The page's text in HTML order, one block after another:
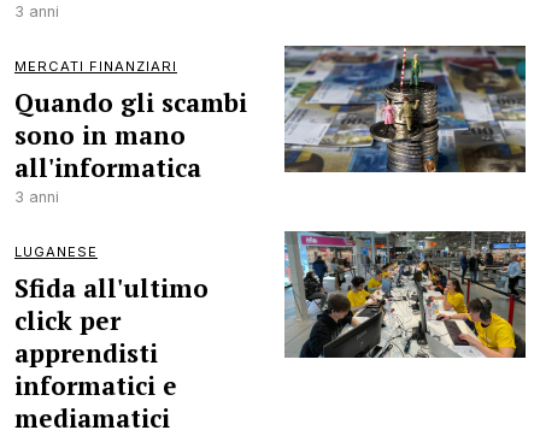
3 anni
MERCATI FINANZIARI
Quando gli scambi
sono in mano
all'informatica
3 anni
LUGANESE
Sfida all'ultimo
click per
apprendisti
informatici e
mediamatici